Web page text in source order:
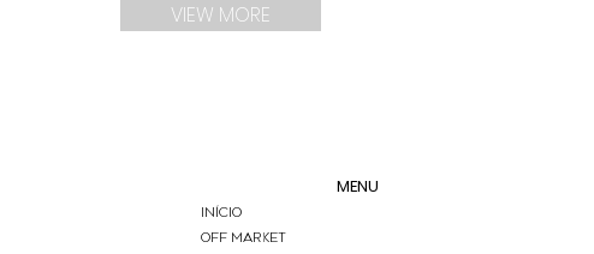
VIEW MORE
MENU
INíCIO
OFF MARKET